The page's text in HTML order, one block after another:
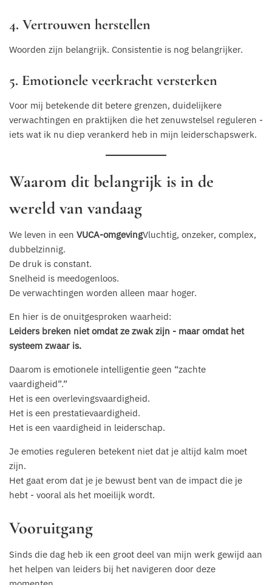
4. Vertrouwen herstellen
Woorden zijn belangrijk. Consistentie is nog belangrijker.
5. Emotionele veerkracht versterken
Voor mij betekende dit betere grenzen, duidelijkere
verwachtingen en praktijken die het zenuwstelsel reguleren -
iets wat ik nu diep verankerd heb in mijn leiderschapswerk.
Waarom dit belangrijk is in de
wereld van vandaag
We leven in een VUCA-omgevingVluchtig, onzeker, complex,
dubbelzinnig.
De druk is constant.
Snelheid is meedogenloos.
De verwachtingen worden alleen maar hoger.
En hier is de onuitgesproken waarheid:
Leiders breken niet omdat ze zwak zijn - maar omdat het
systeem zwaar is.
Daarom is emotionele intelligentie geen “zachte
vaardigheid”.”
Het is een overlevingsvaardigheid.
Het is een prestatievaardigheid.
Het is een vaardigheid in leiderschap.
Je emoties reguleren betekent niet dat je altijd kalm moet
zijn.
Het gaat erom dat je je bewust bent van de impact die je
hebt - vooral als het moeilijk wordt.
Vooruitgang
Sinds die dag heb ik een groot deel van mijn werk gewijd aan
het helpen van leiders bij het navigeren door deze